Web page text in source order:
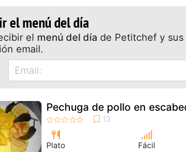
el menú del día
el menú del día de Petitchef y
email.
Pechuga de pollo en
Plato Fácil